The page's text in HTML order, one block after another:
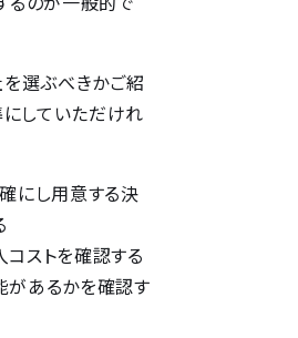
選ぶべきかご紹
していただけれ
にし用意する決
ストを確認する
あるかを確認す